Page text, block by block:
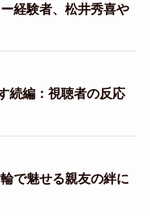
経験者、松井秀喜や
続編：視聴者の反応
で魅せる親友の絆に